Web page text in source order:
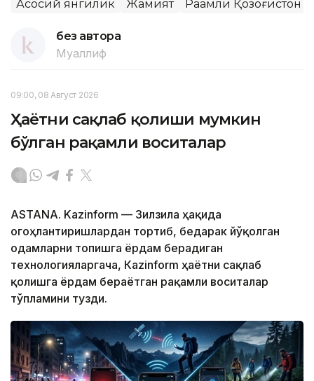
Асосий янгилик Жамият Рақамли Қозоғистон
без автора
Муаллиф
09:00, 08 Август 2026
Ҳаётни сақлаб қолиши мумкин
бўлган рақамли воситалар
ASTANA. Kazinform — Зилзила ҳақида
огоҳлантиришлардан тортиб, бедарак йўқолган
одамларни топишга ёрдам берадиган
технологияларгача, Кazinform ҳаётни сақлаб
қолишга ёрдам бераётган рақамли воситалар
тўпламини тузди.